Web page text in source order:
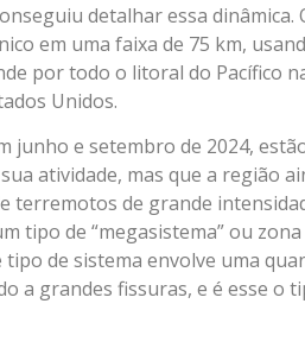
detalhar essa dinâmica.
em uma faixa de 75 km,
por todo o litoral do Pacífico
Unidos.
junho e setembro de 2024,
atividade, mas que a região
terremotos de grande
tipo de “megasistema” ou zona
de sistema envolve uma
a grandes fissuras, e é esse o